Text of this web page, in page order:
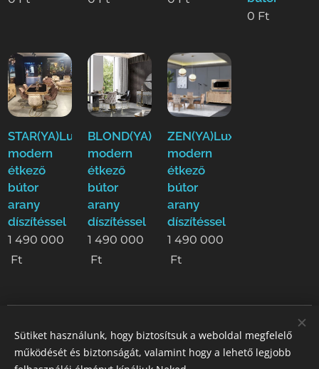
0 Ft
STAR(YA)Luxus
modern
étkező
bútor
arany
díszítéssel
1 490 000
Ft
BLOND(YA)Luxus
modern
étkező
bútor
arany
díszítéssel
1 490 000
Ft
ZEN(YA)Luxus
modern
étkező
bútor
arany
díszítéssel
1 490 000
Ft
STIL GALLERY KFT
Sütiket használunk, hogy biztosítsuk a weboldal megfelelő
működését és biztonságát, valamint hogy a lehető legjobb